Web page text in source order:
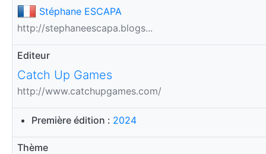
Stéphane ESCAPA
http://stephaneescapa.blogs...
Editeur
Catch Up Games
http://www.catchupgames.com/
Première édition : 2024
Thème